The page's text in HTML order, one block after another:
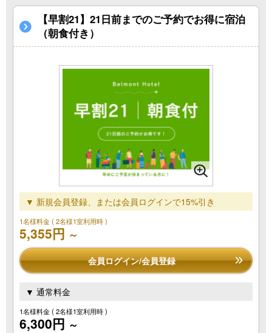
【早割21】21日前までのご予約でお得に宿泊
（朝食付き）
▼ 新規会員登録、または会員ログインで15%引き
1名様料金( 2名様1室利用時 )
5,355円 ～
会員ログイン/会員登録
▼ 通常料金
1名様料金( 2名様1室利用時 )
6,300円 ～